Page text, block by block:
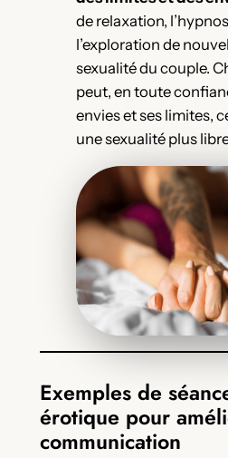
de relaxation,
l’exploration de
sexualité du couple.
peut, en toute
envies et ses limites,
une sexualité plus
Exemples de
érotique pour
communication